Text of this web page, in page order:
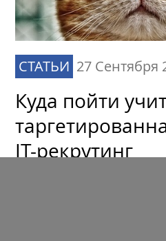
СТАТЬИ 27 Сентября
Куда пойти
IT-рекрутинг